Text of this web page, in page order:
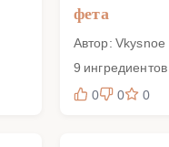
фета
Автор: Vkysnoe
9
0
0 0